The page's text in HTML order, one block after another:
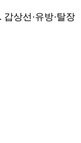
상선·유방·탈장